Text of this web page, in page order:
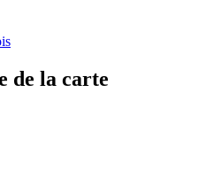
de la carte